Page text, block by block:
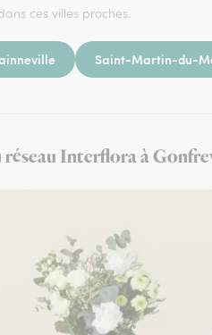
ces villes proches.
Saint-Martin-du-
Interflora à